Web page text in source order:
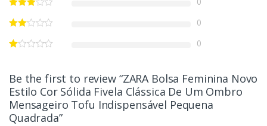
0
0
Be the first to review “ZARA Bolsa Feminina Novo
Estilo Cor Sólida Fivela Clássica De Um Ombro
Mensageiro Tofu Indispensável Pequena
Quadrada”